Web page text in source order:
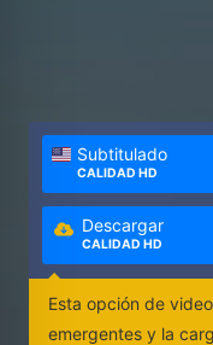
Subtitulado
CALIDAD HD
Descargar
CALIDAD HD
Esta opción de
emergentes y la